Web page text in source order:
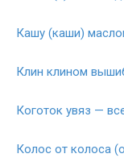
Кашу (каши)
Клин клином
Коготок увяз —
Колос от колоса